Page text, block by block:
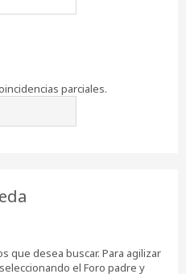
parciales.
que desea buscar. Para agilizar
el Foro padre y